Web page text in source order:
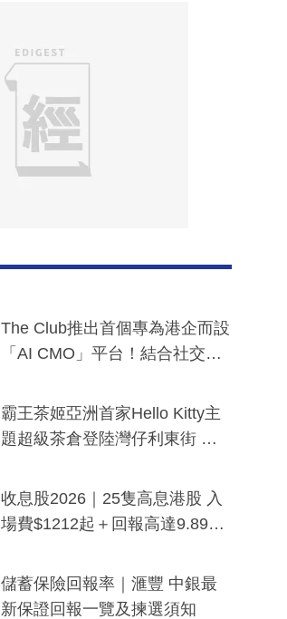
The Club推出首個專為港企而設
「AI CMO」平台！結合社交聆
分鐘生成「貼地」宣傳短片
霸王茶姬亞洲首家Hello Kitty主
題超級茶倉登陸灣仔利東街 推
y及香港限定特調系列
收息股2026｜25隻高息港股 入
場費$1212起＋回報高達9.89
儲蓄保險回報率｜滙豐 中銀最
新保證回報一覽及揀選須知